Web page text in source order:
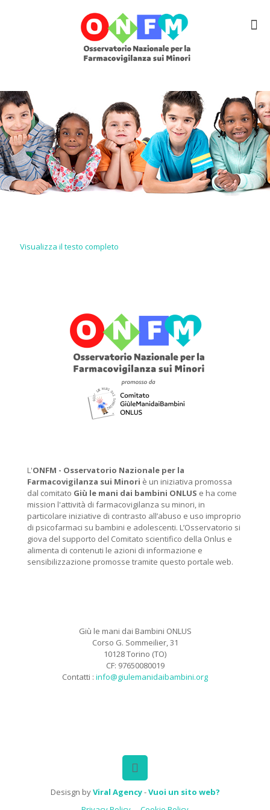
Visualizza il testo completo
L'ONFM - Osservatorio Nazionale per la
Farmacovigilanza sui Minori è un iniziativa promossa
dal comitato Giù le mani dai bambini ONLUS e ha come
mission l'attività di farmacovigilanza su minori, in
particolare iniziative di contrasto all’abuso e uso improprio
di psicofarmaci su bambini e adolescenti. L’Osservatorio si
giova del supporto del Comitato scientifico della Onlus e
alimenta di contenuti le azioni di informazione e
sensibilizzazione promosse tramite questo portale web.
Giù le mani dai Bambini ONLUS
Corso G. Sommeilier, 31
10128 Torino (TO)
CF: 97650080019
Contatti : info@giulemanidaibambini.org
Desisgn byViral Agency-Vuoi un sito web?